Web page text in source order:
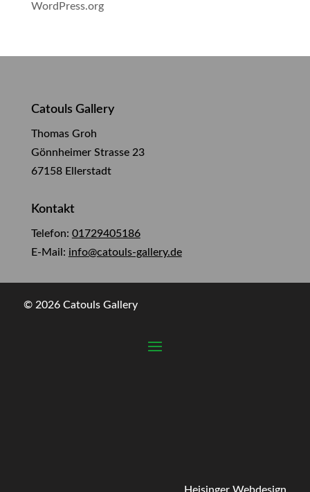
WordPress.org
Catouls Gallery
Thomas Groh
Gönnheimer Strasse 23
67158 Ellerstadt
Kontakt
Telefon: 01729405186
E-Mail: info@catouls-gallery.de
© 2026 Catouls Gallery